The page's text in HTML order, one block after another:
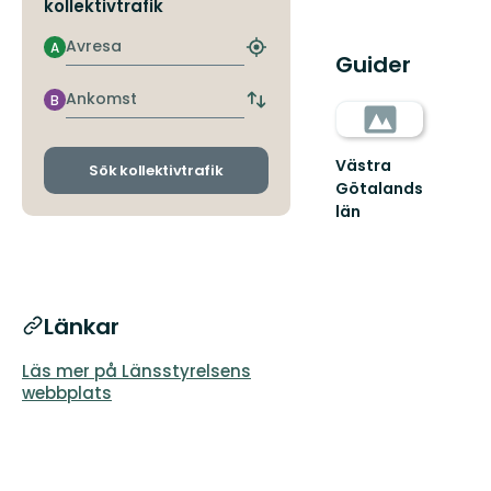
kollektivtrafik
Avresa
A
Hitta
hållplats
Ankomst
B
Byt
och
ankomsthållplatser
Sök kollektivtrafik
Länkar
Läs mer på Länsstyrelsens
webbplats
Guider
Västra
Götalands
län